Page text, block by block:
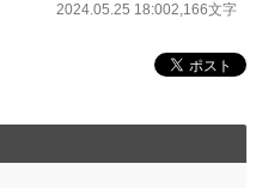
2024.05.25 18:002,166文字